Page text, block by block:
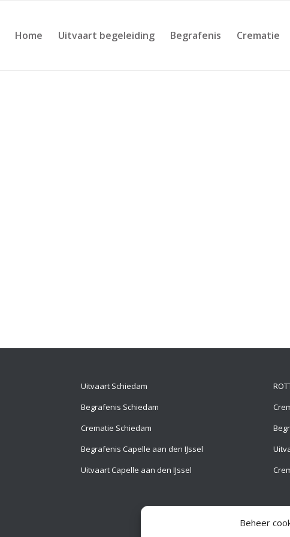
Beheer
Home Uitvaart begeleiding Begrafenis Crematie
Uitvaart Schiedam
Begrafenis Schiedam
Crematie Schiedam
Begrafenis Capelle aan den IJssel
Uitvaart Capelle aan den IJssel